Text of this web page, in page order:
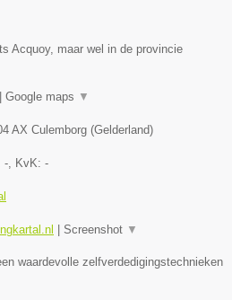
Acquoy, maar wel in de provincie
Google maps ▼
AX Culemborg (Gelderland)
-, KvK: -
Screenshot ▼
waardevolle zelfverdedigingstechnieken